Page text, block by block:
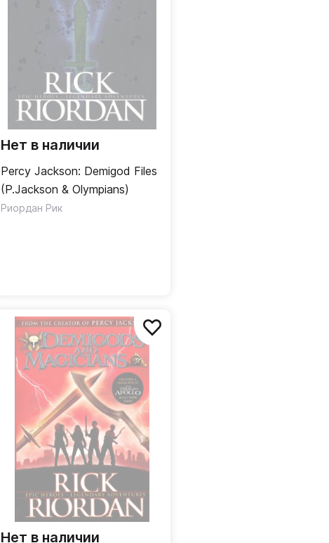
Нет в наличии
Percy Jackson: Demigod Files
(P.Jackson & Olympians)
Риордан Рик
Нет в наличии